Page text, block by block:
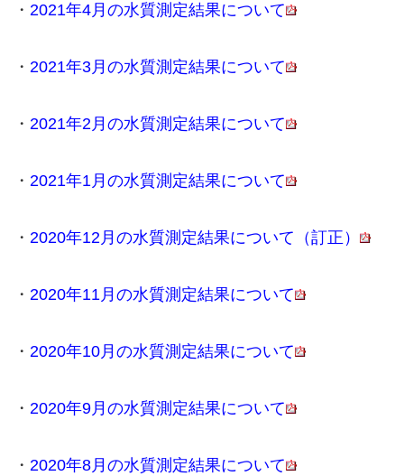
・ 2021年4月の水質測定結果について
・ 2021年3月の水質測定結果について
・ 2021年2月の水質測定結果について
・ 2021年1月の水質測定結果について
・ 2020年12月の水質測定結果について（訂正）
・ 2020年11月の水質測定結果について
・ 2020年10月の水質測定結果について
・ 2020年9月の水質測定結果について
・ 2020年8月の水質測定結果について